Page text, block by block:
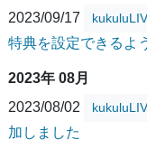
2023/09/17
特典を設定できるよ
2023年 08月
2023/08/02
加しました